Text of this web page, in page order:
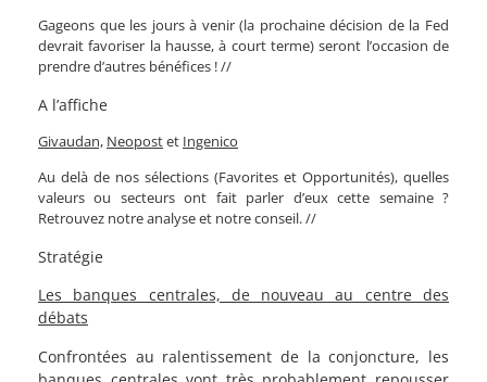
Gageons que les jours à venir (la prochaine décision de la Fed
devrait favoriser la hausse, à court terme) seront l’occasion de
prendre d’autres bénéfices ! //
A l’affiche
Givaudan, Neopostet Ingenico
Au delà de nos sélections (Favorites et Opportunités), quelles
valeurs ou secteurs ont fait parler d’eux cette semaine ?
Retrouvez notre analyse et notre conseil. //
Stratégie
Les banques centrales, de nouveau au centre des
débats
Confrontées au ralentissement de la conjoncture, les